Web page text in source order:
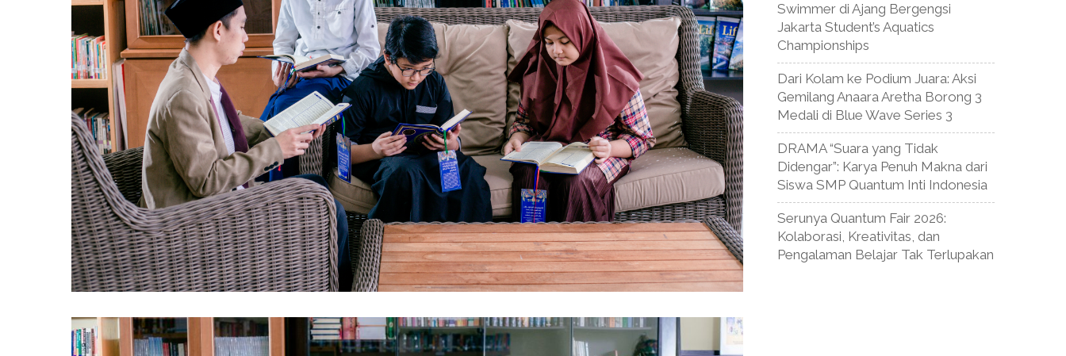
Swimmer di Ajang Bergengsi
Jakarta Student’s Aquatics
Championships
Dari Kolam ke Podium Juara: Aksi
Gemilang Anaara Aretha Borong 3
Medali di Blue Wave Series 3
DRAMA “Suara yang Tidak
Didengar”: Karya Penuh Makna dari
Siswa SMP Quantum Inti Indonesia
Serunya Quantum Fair 2026:
Kolaborasi, Kreativitas, dan
Pengalaman Belajar Tak Terlupakan